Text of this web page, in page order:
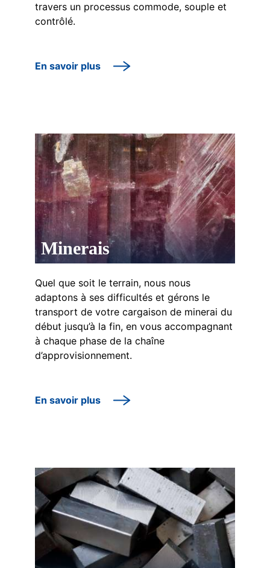
travers un processus commode, souple et
contrôlé.
En savoir plus
Minerais
Quel que soit le terrain, nous nous
adaptons à ses difficultés et gérons le
transport de votre cargaison de minerai du
début jusqu’à la fin, en vous accompagnant
à chaque phase de la chaîne
d’approvisionnement.
En savoir plus